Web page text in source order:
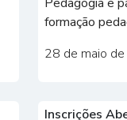
formação
28 de maio
Inscrições